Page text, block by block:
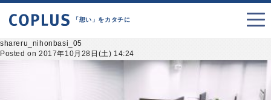
「想い」をカタチに
shareru_nihonbasi_05
Posted on 2017年10月28日(土) 14:24